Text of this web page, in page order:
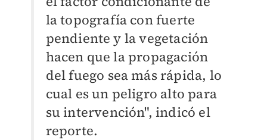
la topografía con fuerte
pendiente y la vegetación
hacen que la propagación
del fuego sea más rápida, lo
cual es un peligro alto para
su intervención", indicó el
reporte.